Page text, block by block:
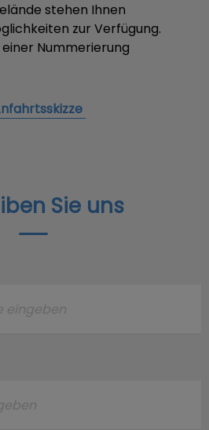
stehen Ihnen
zur Verfügung.
Nummerierung
Sie uns